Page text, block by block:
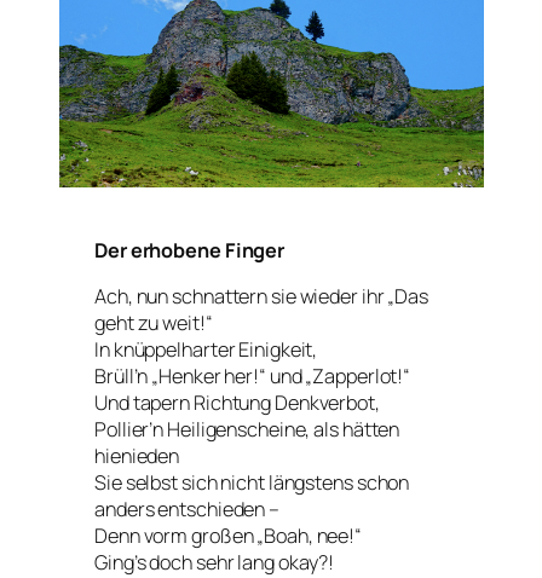
Der erhobene Finger
Ach, nun schnattern sie wieder ihr „Das
geht zu weit!“
In knüppelharter Einigkeit,
Brüll’n „Henker her!“ und „Zapperlot!“
Und tapern Richtung Denkverbot,
Pollier’n Heiligenscheine, als hätten
hienieden
Sie selbst sich nicht längstens schon
anders entschieden –
Denn vorm großen „Boah, nee!“
Ging’s doch sehr lang okay?!